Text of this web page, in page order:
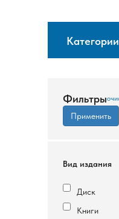
Категории
Фильтры
Вид издания
Диск
Книги